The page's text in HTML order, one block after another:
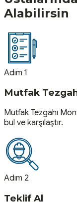
Alabilirsin
Adım 1
Mutfak
Mutfak Tezgahı
bul ve karşılaştır.
Adım 2
Teklif Al